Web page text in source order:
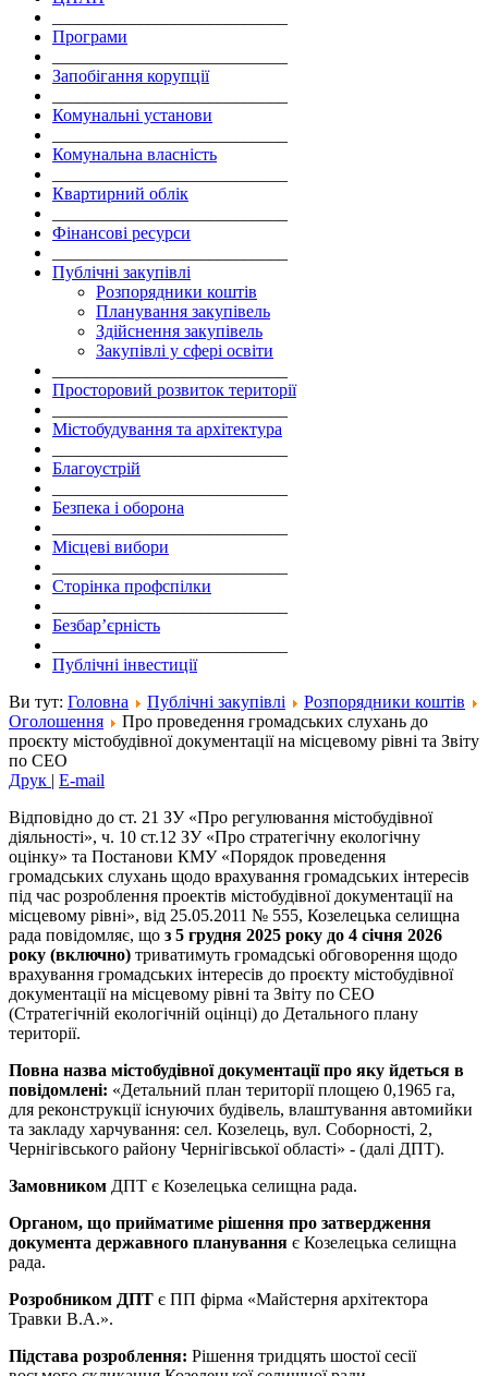
Програми
Запобігання корупції
Комунальні установи
Комунальна власність
Квартирний облік
Фінансові ресурси
Публічні закупівлі
Розпорядники коштів
Планування закупівель
Здійснення закупівель
Закупівлі у сфері освіти
Просторовий розвиток території
Містобудування та архітектура
Благоустрій
Безпека і оборона
Місцеві вибори
Сторінка профспілки
Безбар’єрність
Публічні інвестиції
Ви тут: Головна Публічні закупівлі
Розпорядники коштів
Оголошення
Про проведення громадських слухань до
проєкту містобудівної документації на місцевому рівні та Звіту
по СЕО
Друк | E-mail
Відповідно до ст. 21 ЗУ «Про регулювання містобудівної
діяльності», ч. 10 ст.12 ЗУ «Про стратегічну екологічну
оцінку» та Постанови КМУ «Порядок проведення
громадських слухань щодо врахування громадських інтересів
під час розроблення проектів містобудівної документації на
місцевому рівні», від 25.05.2011 № 555, Козелецька селищна
рада повідомляє, що з 5 грудня 2025 року до 4 січня 2026
року (включно) триватимуть громадські обговорення щодо
врахування громадських інтересів до проєкту містобудівної
документації на місцевому рівні та Звіту по СЕО
(Стратегічній екологічній оцінці) до Детального плану
території.
Повна назва містобудівної документації про яку йдеться в
повідомлені: «Детальний план території площею 0,1965 га,
для реконструкції існуючих будівель, влаштування автомийки
та закладу харчування: сел. Козелець, вул. Соборності, 2,
Чернігівського району Чернігівської області» - (далі ДПТ).
Замовником ДПТ є Козелецька селищна рада.
Органом, що прийматиме рішення про затвердження
документа державного планування є Козелецька селищна
рада.
Розробником ДПТ є ПП фірма «Майстерня архітектора
Травки В.А.».
Підстава розроблення: Рішення тридцять шостої сесії